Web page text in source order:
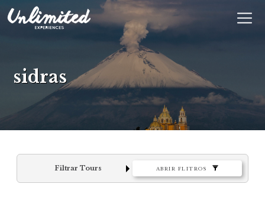
$ MXN
sidras
Filtrar Tours ABRIR FLITROS